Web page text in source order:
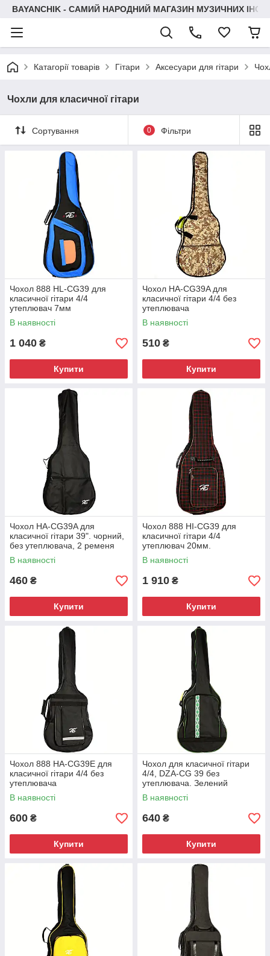
BAYANCHIK - САМИЙ НАРОДНИЙ МАГАЗИН МУЗИЧНИХ
Катагорії товарів Гітари Аксесуари для гітари
Чохли для класичної гітари
Сортування 0 Фільтри
Чохол 888 HL-CG39 для
класичної гітари 4/4
утеплювач 7мм
В наявності
1 040 ₴
Купити
Чохол HA-CG39A для
класичної гітари 4/4 без
утеплювача
В наявності
510 ₴
Купити
Чохол HA-CG39A для
класичної гітари 39". чорний,
без утеплювача, 2 ременя
В наявності
460 ₴
Купити
Чохол 888 HI-CG39 для
класичної гітари 4/4
утеплювач 20мм.
В наявності
1 910 ₴
Купити
Чохол 888 HA-CG39E для
класичної гітари 4/4 без
утеплювача
В наявності
600 ₴
Купити
Чохол для класичної гітари
4/4, DZA-CG 39 без
утеплювача. Зелений
орнамент
В наявності
640 ₴
Купити